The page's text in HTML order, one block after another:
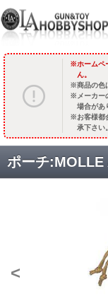
ホームペ
ん。
商品の色
メーカ
場合があ
お客様都
承下さい。
<